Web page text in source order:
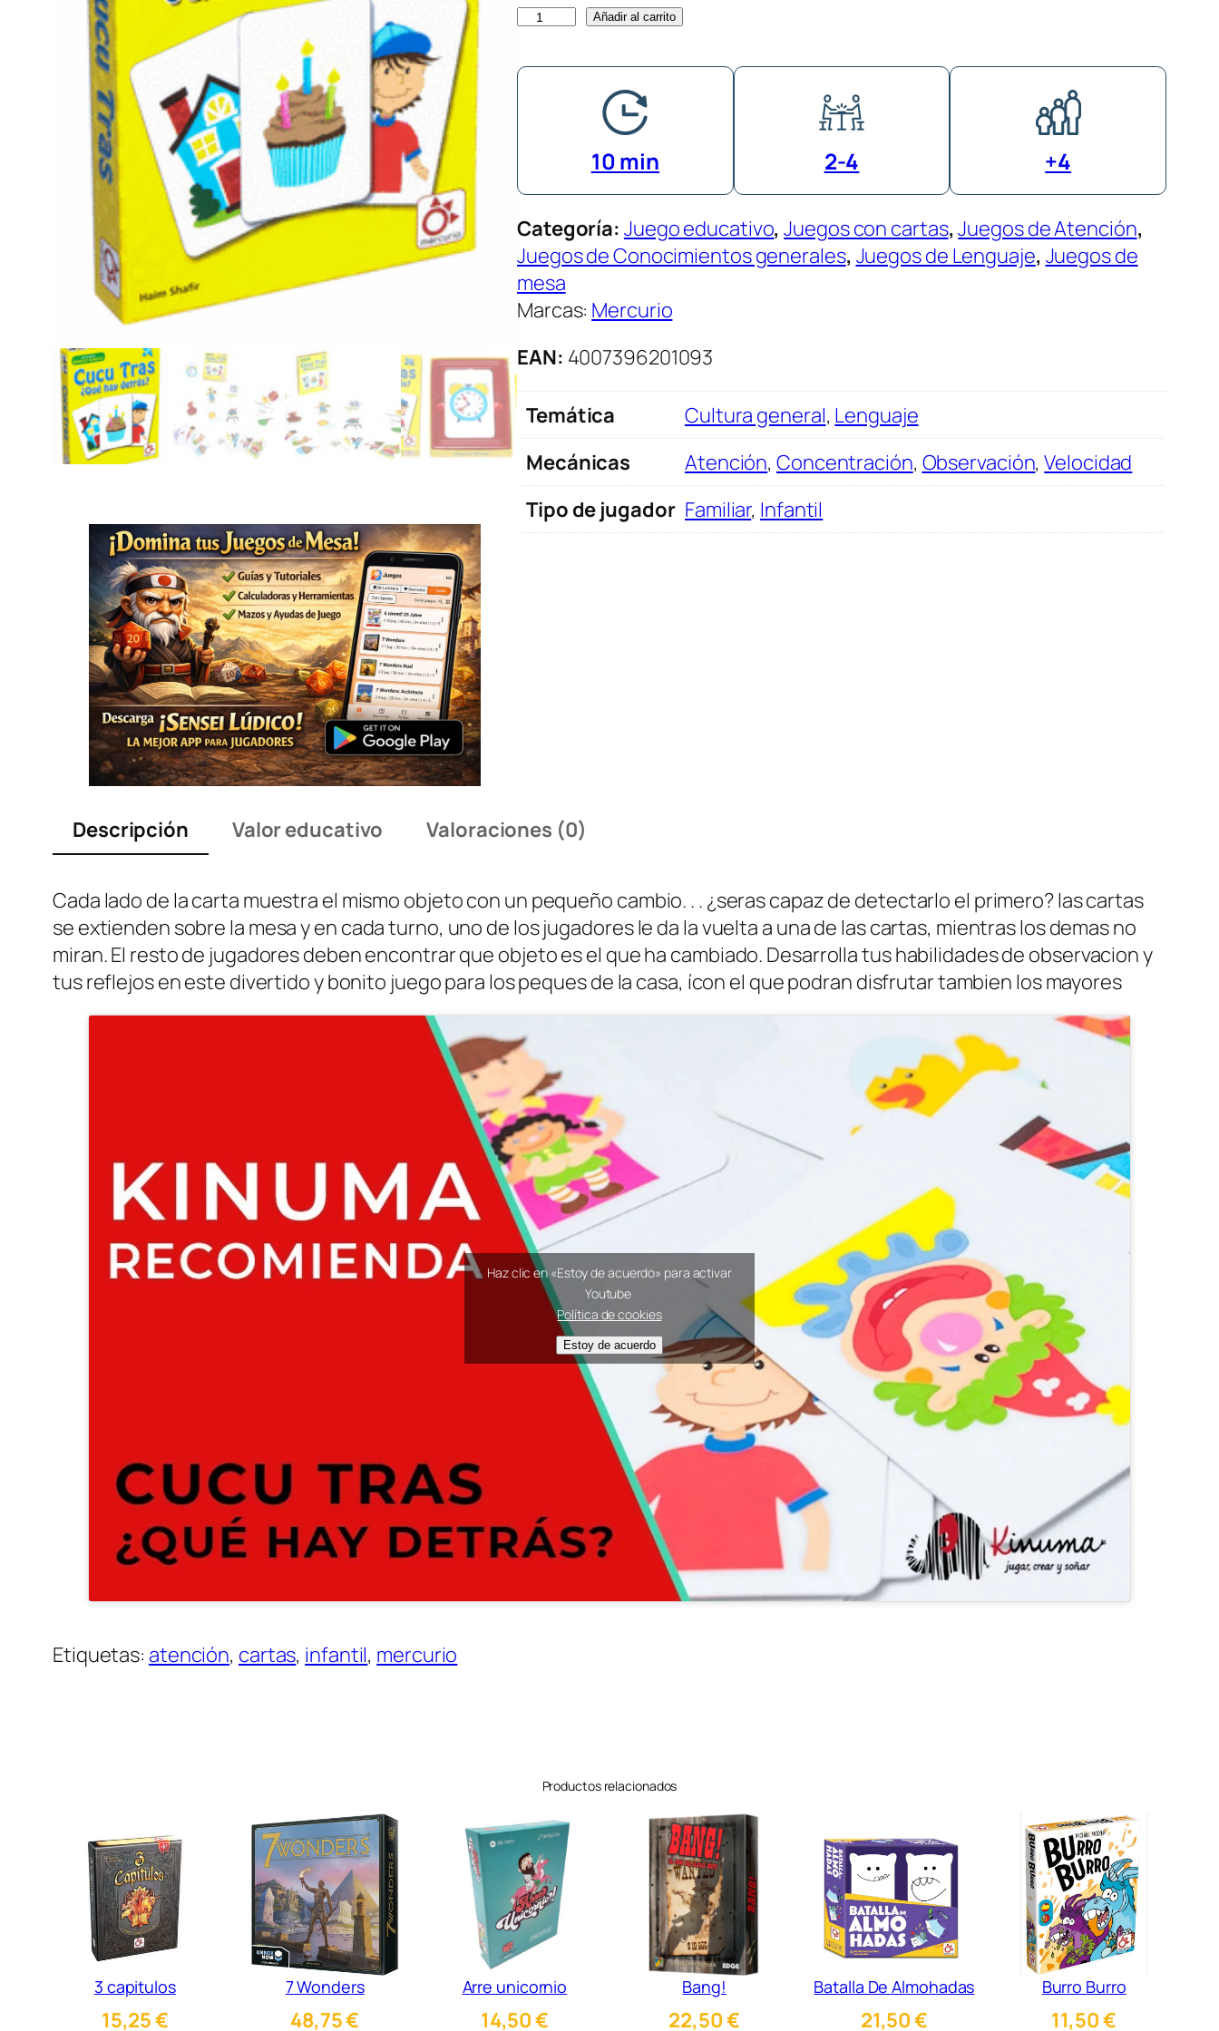
C
c
a
,
q
u
é
h
a
y
e
t
á
Añadir al carrito
10 min 2-4 +4
Categoría: Juego educativo, Juegos con cartas, Juegos de Atención
Juegos de Conocimientos generales, Juegos de Lenguaje, Juegos de
mesa
Marcas: Mercurio
EAN: 4007396201093
Temática Cultura general, Lenguaje
Mecánicas
Atención,Concentración, Observación,Velocidad
Tipo de jugador Familiar, Infantil
Descripción Valor educativo Valoraciones (0)
Cada lado de la carta muestra el mismo objeto con un pequeño cambio. . . ¿seras capaz de detectarlo el primero? las cartas
se extienden sobre la mesa y en cada turno, uno de los jugadores le da la vuelta a una de las cartas, mientras los demas no
miran. El resto de jugadores deben encontrar que objeto es el que ha cambiado. Desarrolla tus habilidades de observacion y
tus reflejos en este divertido y bonito juego para los peques de la casa, ícon el que podran disfrutar tambien los mayores
Haz clic en «Estoy de acuerdo» para activar
Youtube
Política de cookies
Estoy de acuerdo
Etiquetas: atención, cartas, infantil, mercurio
Productos relacionados
3 capitulos
15,25€
7 Wonders
48,75€
Arre unicornio
14,50€
Bang!
22,50€
Batalla De Almohadas
21,50€
Burro Burro
11,50€